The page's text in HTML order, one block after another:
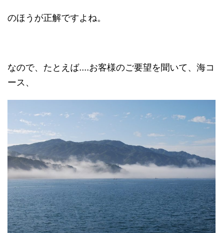
のほうが正解ですよね。
なので、たとえば....お客様のご要望を聞いて、海コ
ース、